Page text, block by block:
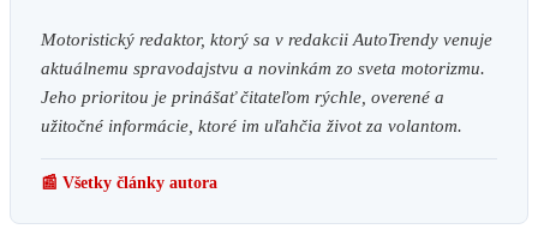
Motoristický redaktor, ktorý sa v redakcii AutoTrendy venuje
aktuálnemu spravodajstvu a novinkám zo sveta motorizmu.
Jeho prioritou je prinášať čitateľom rýchle, overené a
užitočné informácie, ktoré im uľahčia život za volantom.
📰 Všetky články autora